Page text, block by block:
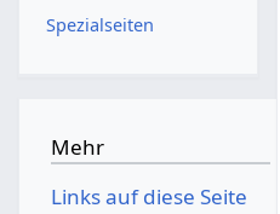
Spezialseiten
Mehr
Links auf diese Seite